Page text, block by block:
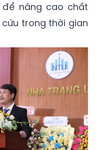
nâng cao chất
trong thời gian